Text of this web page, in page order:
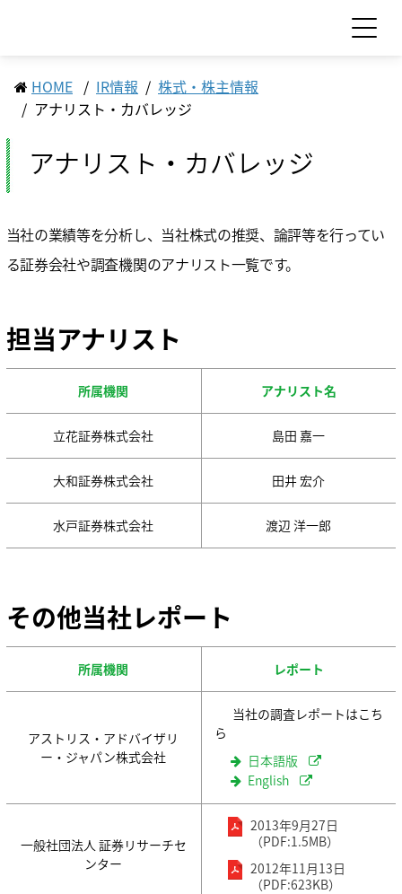
ニュース
イベント情報
Global
製品情報
工作機械
産業機械
モーション
LED
セラミックス
コアテクノロジー
用語集
サポート・サービス情報 TOP
スクール・講習会
Sodick Connect
サステナビリティ
トップメッセージ
サステナビリティへの取り組み
マテリアリティ（重要課題）
ステークホルダーエンゲージメント
SDGsへの取り組み
社外イニシアチブとの連携
環境への取り組み
社会への取り組み
ガバナンス
IR情報 TOP
経営方針
業績・財務情報
株式・株主情報
個人投資家の皆様へ
IRライブラリ
よくあるご質問
IRカレンダー
統合レポート2025
企業情報
ソディックのPURPOSE、MISSION、
VISION、VALUE
メッセージ
基本理念
ソディックの創造力
会社概要・地図
生産拠点
グループネットワーク
ISO認証
調達方針
受賞歴
開発理念
テクノロジーの歩み
お問い合わせ
HOME IR情報
株式・株主情報
アナリスト・カバレッジ
アナリスト・カバレッジ
当社の業績等を分析し、当社株式の推奨、論評等を行ってい
る証券会社や調査機関のアナリスト一覧です。
担当アナリスト
所属機関 アナリスト名
立花証券株式会社 島田 嘉一
大和証券株式会社 田井 宏介
水戸証券株式会社 渡辺 洋一郎
その他当社レポート
所属機関 レポート
アストリス・アドバイザリ
ー・ジャパン株式会社
当社の調査レポートはこち
ら
日本語版
English
一般社団法人 証券リサーチセ
ンター
2013年9月27日
（PDF:1.5MB）
2012年11月13日
（PDF:623KB）